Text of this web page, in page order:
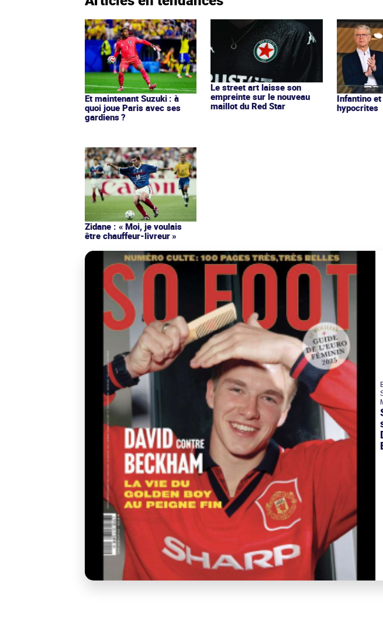
Et maintenant Suzuki : à
quoi joue Paris avec ses
gardiens ?
Le street art laisse son
empreinte sur le nouveau
maillot du Red Star
Infantino
hypocrites
Zidane : « Moi, je voulais
être chauffeur-livreur »